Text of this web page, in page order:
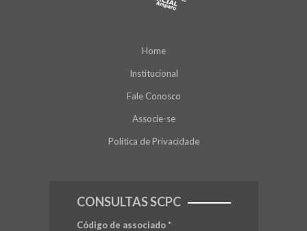
Home
Institucional
Fale Conosco
Associe-se
Política de Privacidade
CONSULTAS SCPC
Código de associado*